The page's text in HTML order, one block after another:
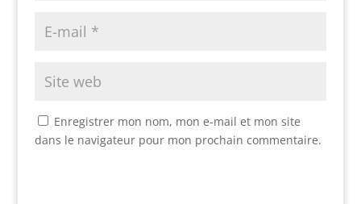
Enregistrer mon nom, mon e-mail et mon site
dans le navigateur pour mon prochain commentaire.